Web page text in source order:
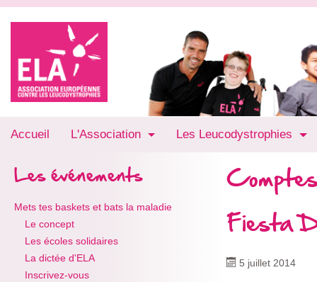
Accueil L'Association Les Leucodystrophies
Les événements
Mets tes baskets et bats la maladie
Le concept
Les écoles solidaires
La dictée d'ELA
Inscrivez-vous
Fiesta
5 juillet 2014